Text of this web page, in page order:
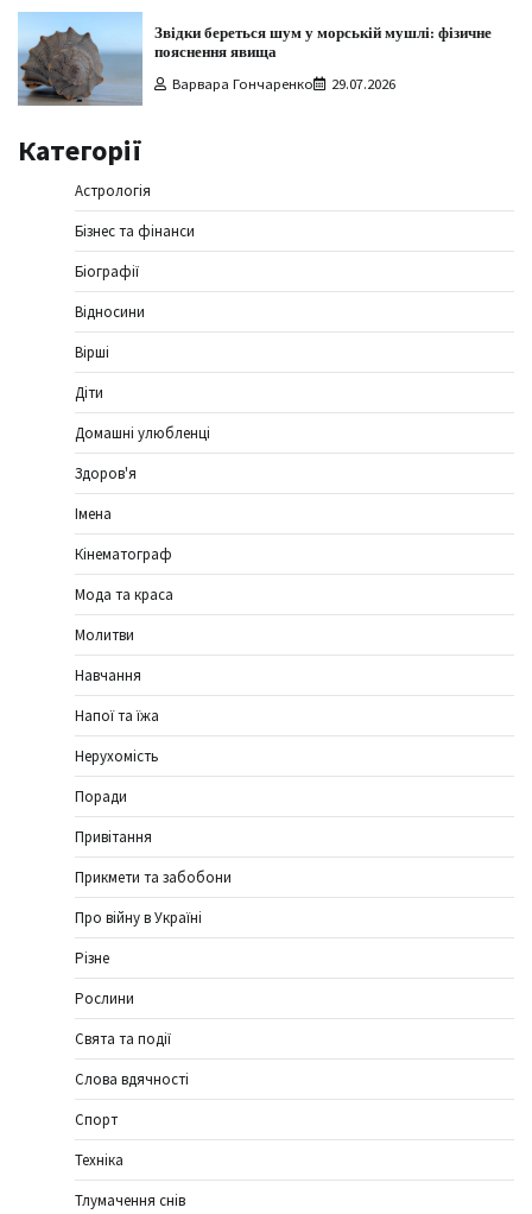
Звідки береться шум у морській мушлі: фізичне
пояснення явища
Варвара Гончаренко 29.07.2026
Категорії
Астрологія
Бізнес та фінанси
Біографії
Відносини
Вірші
Діти
Домашні улюбленці
Здоров'я
Імена
Кінематограф
Мода та краса
Молитви
Навчання
Напої та їжа
Нерухомість
Поради
Привітання
Прикмети та забобони
Про війну в Україні
Різне
Рослини
Свята та події
Слова вдячності
Спорт
Техніка
Тлумачення снів